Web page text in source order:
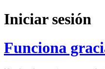
Iniciar sesión
Funciona